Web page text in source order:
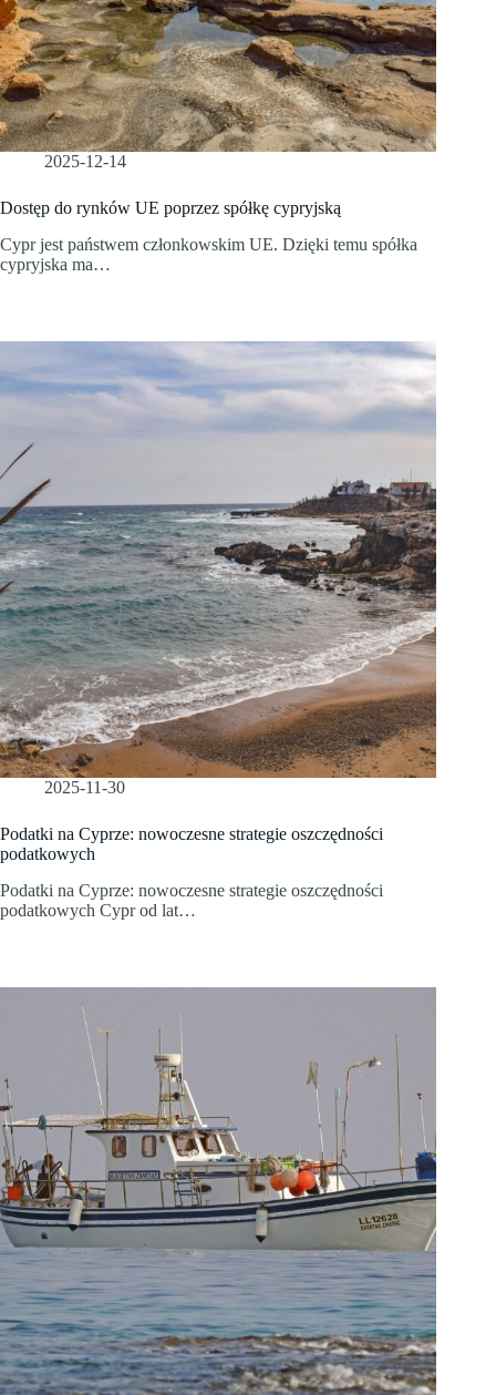
2025-12-14
Dostęp do rynków UE poprzez spółkę cypryjską
Cypr jest państwem członkowskim UE. Dzięki temu spółka
cypryjska ma…
2025-11-30
Podatki na Cyprze: nowoczesne strategie oszczędności
podatkowych
Podatki na Cyprze: nowoczesne strategie oszczędności
podatkowych Cypr od lat…